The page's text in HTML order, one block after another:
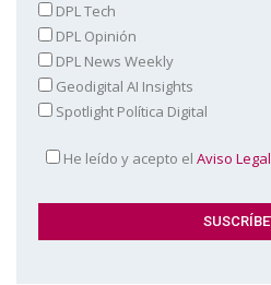
DPL Tech
DPL Opinión
DPL News Weekly
Geodigital AI Insights
Spotlight Política Digital
He leído y acepto el Aviso Legal